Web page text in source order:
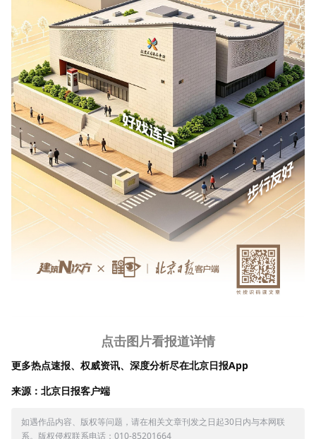
点击图片看报道详情
更多热点速报、权威资讯、深度分析尽在北京日报App
来源：北京日报客户端
如遇作品内容、版权等问题，请在相关文章刊发之日起30日内与本网联
系。版权侵权联系电话：010-85201664